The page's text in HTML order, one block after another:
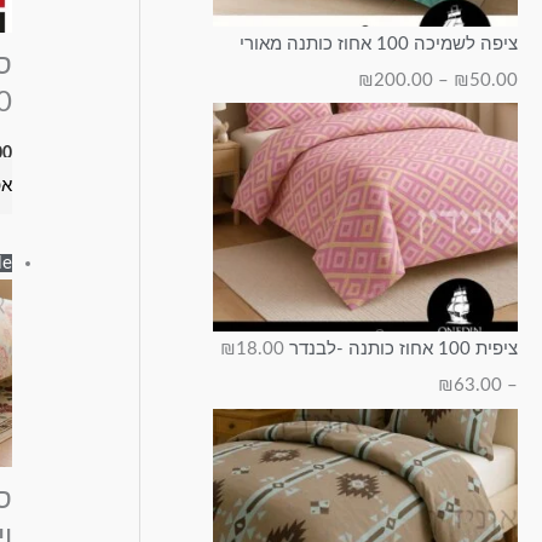
ציפה לשמיכה 100 אחוז כותנה מאורי
₪ 50.00
–
₪ 200.00
ציפית 100 אחוז כותנה -לבנדר ₪ 18.00
–
₪ 63.00